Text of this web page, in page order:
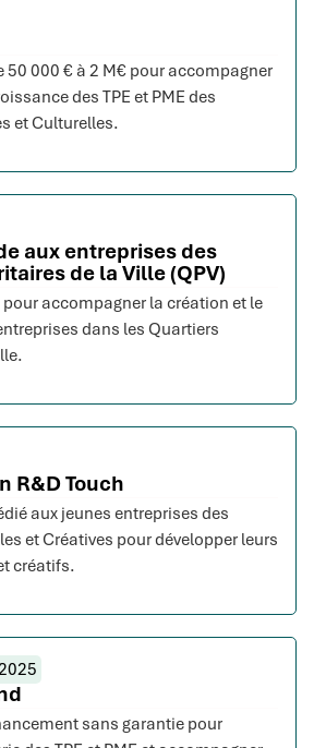
50 000 € à 2 M€ pour accompagner
des TPE et PME des
et Culturelles.
aux entreprises des
de la Ville (QPV)
pour accompagner la création et le
dans les Quartiers
R&D Touch
aux jeunes entreprises des
et Créatives pour développer leurs
créatifs.
sans garantie pour